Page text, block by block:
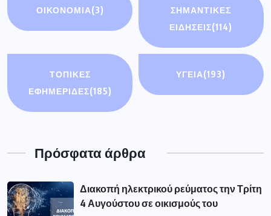
ΟΙΚΟΝΟΜΊΑ(3)
ΣΗΜΑΝΤΙΚΈΣ
ΕΙΔΉΣΕΙΣ(114)
ΤΟΠΙΚΕΣ
ΕΦΗΜΕΡΙΔΕΣ(185)
ΥΓΕΙΑ(193)
Πρόσφατα άρθρα
Διακοπή ηλεκτρικού ρεύματος την Τρίτη
4 Αυγούστου σε οικισμούς του